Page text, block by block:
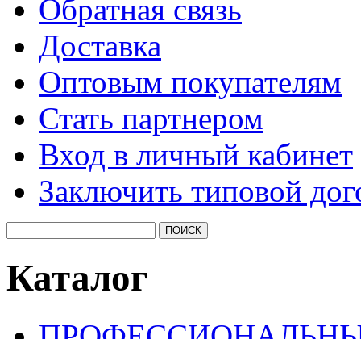
Обратная связь
Доставка
Оптовым покупателям
Стать партнером
Вход в личный кабинет
Заключить типовой
Каталог